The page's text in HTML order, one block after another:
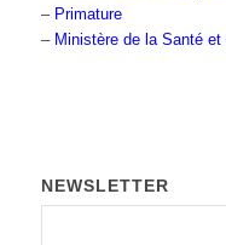
– Primature
– Ministère de la Santé et
NEWSLETTER